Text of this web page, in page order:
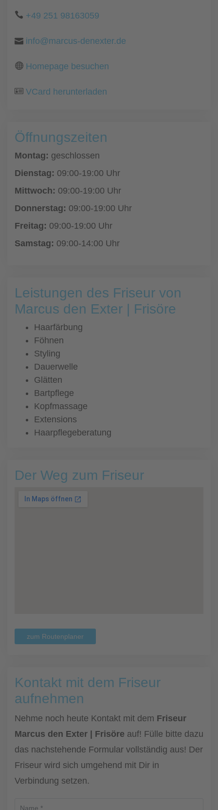
+49 251 98163059
info@marcus-denexter.de
Homepage besuchen
VCard herunterladen
Öffnungszeiten
Montag: geschlossen
Dienstag: 09:00-19:00 Uhr
Mittwoch: 09:00-19:00 Uhr
Donnerstag: 09:00-19:00 Uhr
Freitag: 09:00-19:00 Uhr
Samstag: 09:00-14:00 Uhr
Leistungen des Friseur von
Marcus den Exter | Frisöre
Haarfärbung
Föhnen
Styling
Dauerwelle
Glätten
Bartpflege
Kopfmassage
Extensions
Haarpflegeberatung
Der Weg zum Friseur
zum Routenplaner
Kontakt mit dem Friseur
aufnehmen
Nehme noch heute Kontakt mit dem Friseur
Marcus den Exter | Frisöre auf! Fülle bitte dazu
das nachstehende Formular vollständig aus! Der
Friseur wird sich umgehend mit Dir in
Verbindung setzen.